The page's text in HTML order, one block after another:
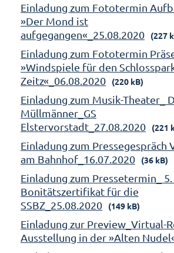
Einladung zum Fototermin
»Der Mond ist
aufgegangen«_25.08.2020
(227
Einladung zum Fototermin
»Windspiele für den
Zeitz«_06.08.2020
(220 kB)
Einladung zum Musik-Theater_
Müllmänner_GS
Elstervorstadt_27.08.2020
(221
Einladung zum Pressegespräch
am Bahnhof_16.07.2020
(36 kB)
Einladung zum Pressetermin_
Bonitätszertifikat für die
SSBZ_25.08.2020
(149 kB)
Einladung zur Preview_Virtual-
Ausstellung in der »Alten